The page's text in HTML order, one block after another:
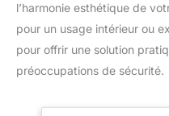
l’harmonie esthétique de
pour un usage intérieur ou
pour offrir une solution
préoccupations de sécurité.